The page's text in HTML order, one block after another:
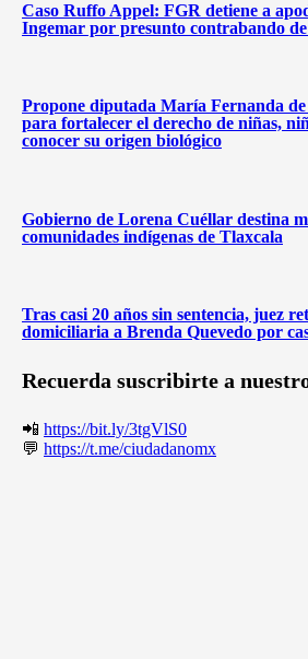
Caso Ruffo Appel: FGR detiene a
Ingemar por presunto contrabando
Propone diputada María Fernanda
para fortalecer el derecho de niñas,
conocer su origen biológico
Gobierno de Lorena Cuéllar destina
comunidades indígenas de Tlaxcala
Tras casi 20 años sin sentencia, juez
domiciliaria a Brenda Quevedo por
Recuerda suscribirte a
📲 https://bit.ly/3tgVlS0
💬 https://t.me/ciudadanomx